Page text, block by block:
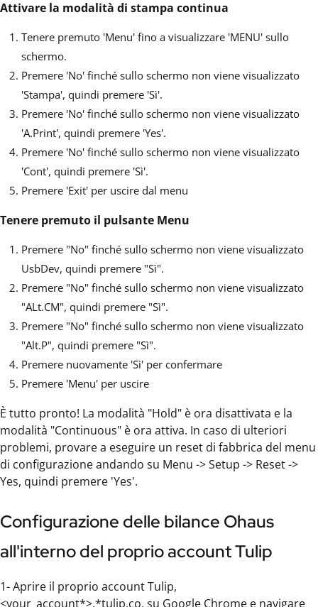
Attivare la modalità di stampa continua
Tenere premuto 'Menu' fino a visualizzare 'MENU' sullo
schermo.
Premere 'No' finché sullo schermo non viene visualizzato
'Stampa', quindi premere 'Sì'.
Premere 'No' finché sullo schermo non viene visualizzato
'A.Print', quindi premere 'Yes'.
Premere 'No' finché sullo schermo non viene visualizzato
'Cont', quindi premere 'Sì'.
Premere 'Exit' per uscire dal menu
Tenere premuto il pulsante Menu
Premere "No" finché sullo schermo non viene visualizzato
UsbDev, quindi premere "Sì".
Premere "No" finché sullo schermo non viene visualizzato
"ALt.CM", quindi premere "Sì".
Premere "No" finché sullo schermo non viene visualizzato
"Alt.P", quindi premere "Sì".
Premere nuovamente 'Sì' per confermare
Premere 'Menu' per uscire
È tutto pronto! La modalità "Hold" è ora disattivata e la
modalità "Continuous" è ora attiva. In caso di ulteriori
problemi, provare a eseguire un reset di fabbrica del menu
di configurazione andando su Menu -> Setup -> Reset ->
Yes, quindi premere 'Yes'.
Configurazione delle bilance Ohaus
all'interno del proprio account Tulip
1- Aprire il proprio account Tulip,
<your_account*>.*tulip.co, su Google Chrome e navigare